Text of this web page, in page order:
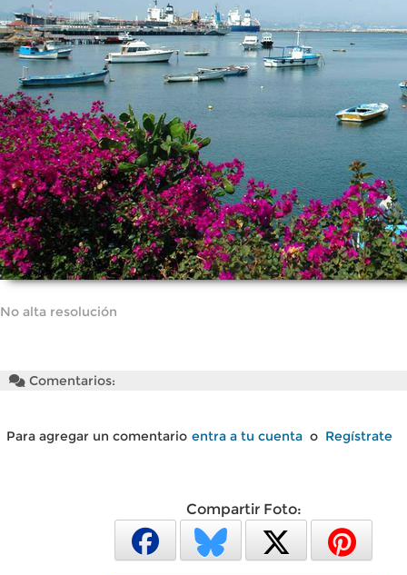
No alta resolución
Comentarios:
Para agregar un comentario entra a tu cuenta o Regístrate
Compartir Foto: